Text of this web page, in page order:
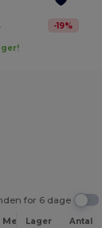
-19%
for 6 dage
MereLager Antal